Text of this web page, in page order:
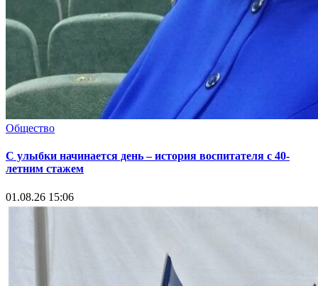
Общество
С улыбки начинается день – история воспитателя с 40-
летним стажем
01.08.26 15:06